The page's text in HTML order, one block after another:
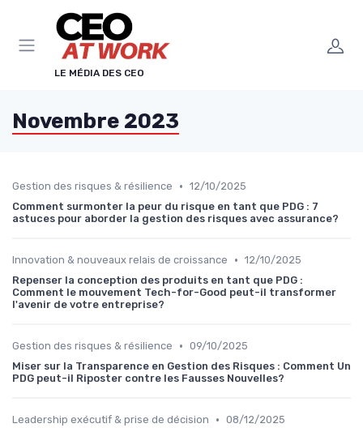
LE MÉDIA DES CEO
Novembre 2023
Gestion des risques & résilience • 12/10/2025
Comment surmonter la peur du risque en tant que PDG : 7
astuces pour aborder la gestion des risques avec assurance?
Innovation & nouveaux relais de croissance • 12/10/2025
Repenser la conception des produits en tant que PDG :
Comment le mouvement Tech-for-Good peut-il transformer
l'avenir de votre entreprise?
Gestion des risques & résilience • 09/10/2025
Miser sur la Transparence en Gestion des Risques : Comment Un
PDG peut-il Riposter contre les Fausses Nouvelles?
Leadership exécutif & prise de décision • 08/12/2025
Panneau de gestion des cookies